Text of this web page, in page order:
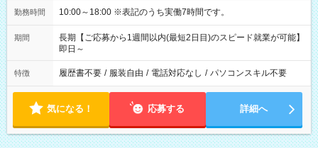
勤務時間 10:00～18:00 ※表記のうち実働7時間です。
期間
長期【ご応募から1週間以内(最短2日目)のスピード就業が可能】
即日～
特徴 履歴書不要 / 服装自由 / 電話対応なし / パソコンスキル不要
気になる！ 応募する 詳細へ